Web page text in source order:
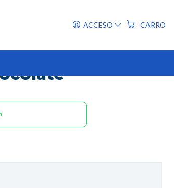
ACCESO CARRO
- 5